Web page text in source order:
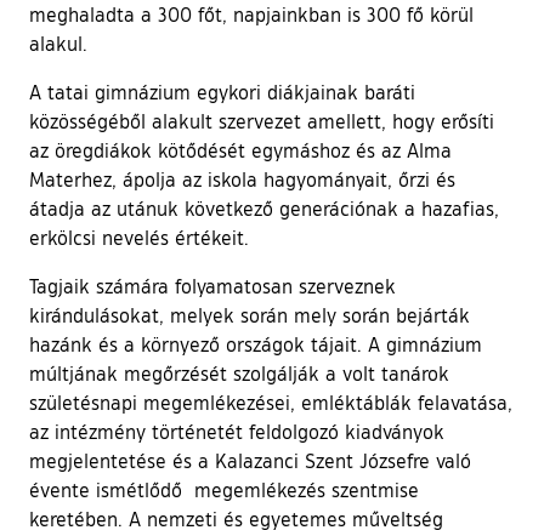
meghaladta a 300 főt, napjainkban is 300 fő körül
alakul.
A tatai gimnázium egykori diákjainak baráti
közösségéből alakult szervezet amellett, hogy erősíti
az öregdiákok kötődését egymáshoz és az Alma
Materhez, ápolja az iskola hagyományait, őrzi és
átadja az utánuk következő generációnak a hazafias,
erkölcsi nevelés értékeit.
Tagjaik számára folyamatosan szerveznek
kirándulásokat, melyek során mely során bejárták
hazánk és a környező országok tájait. A gimnázium
múltjának megőrzését szolgálják a volt tanárok
születésnapi megemlékezései, emléktáblák felavatása,
az intézmény történetét feldolgozó kiadványok
megjelentetése és a Kalazanci Szent Józsefre való
évente ismétlődő megemlékezés szentmise
keretében. A nemzeti és egyetemes műveltség